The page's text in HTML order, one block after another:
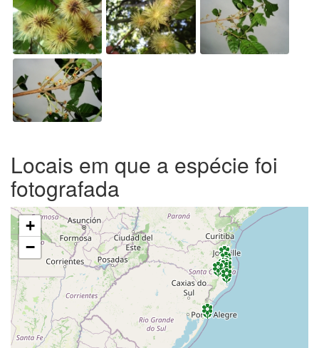
Locais em que a espécie foi
fotografada
+
−